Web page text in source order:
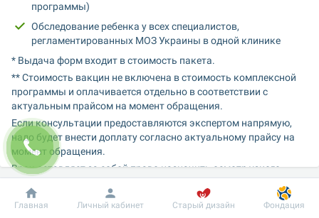
программы)
Обследование ребенка у всех специалистов,
регламентированных МОЗ Украины в одной клинике
* Выдача форм входит в стоимость пакета.
** Стоимость вакцин не включена в стоимость комплексной
программы и оплачивается отдельно в соответствии с
актуальным прайсом на момент обращения.
Если консультации предоставляются экспертом напрямую,
надо будет внести доплату согласно актуальному прайсу на
момент обращения.
Врач оставляет за собой право назначить осмотр узкого
Другие специалисты / исследования по показаниям / доплата
за эксперта направления за отдельную плату, согласно
Добробут Информация Пациенту
Главная Личный кабинет Старый дизайн Фондация